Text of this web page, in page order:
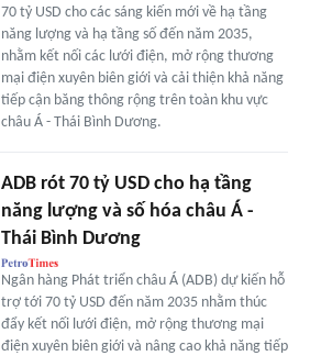
70 tỷ USD cho các sáng kiến mới về hạ tầng
năng lượng và hạ tầng số đến năm 2035,
nhằm kết nối các lưới điện, mở rộng thương
mại điện xuyên biên giới và cải thiện khả năng
tiếp cận băng thông rộng trên toàn khu vực
châu Á - Thái Bình Dương.
ADB rót 70 tỷ USD cho hạ tầng
năng lượng và số hóa châu Á -
Thái Bình Dương
Ngân hàng Phát triển châu Á (ADB) dự kiến hỗ
trợ tới 70 tỷ USD đến năm 2035 nhằm thúc
đẩy kết nối lưới điện, mở rộng thương mại
điện xuyên biên giới và nâng cao khả năng tiếp